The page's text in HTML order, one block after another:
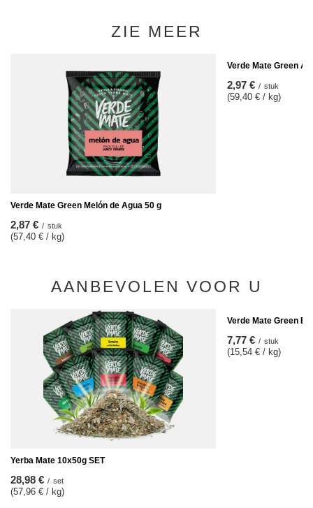
ZIE MEER
Verde Mate Green Melón de Agua 50 g
2,87 € / stuk
(57,40 € / kg)
Verde Mate Green
2,97 € / stuk
(59,40 € / kg)
AANBEVOLEN VOOR U
Yerba Mate 10x50g SET
28,98 € / set
(57,96 € / kg)
Verde Mate Green
7,77 € / stuk
(15,54 € / kg)